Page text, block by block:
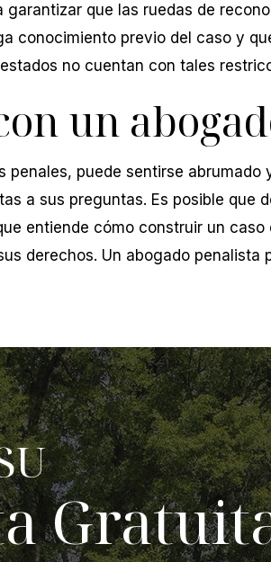
que las ruedas de
conocimiento previo del caso y
no cuentan con tales
un
penales, puede sentirse abrumado
a sus preguntas. Es posible que
entiende cómo construir un
derechos. Un abogado penalista